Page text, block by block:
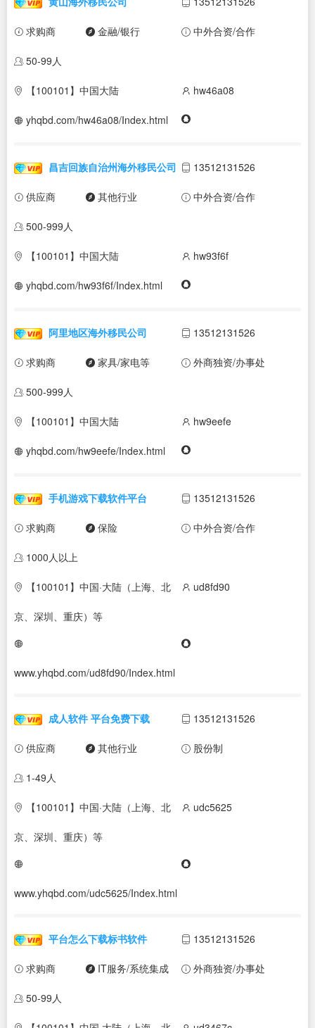
求购商 金融/银行 中外合资/合作
50-99人
【100101】中国大陆 hw46a08
yhqbd.com/hw46a08/Index.html
昌吉回族自治州海外移民公司 13512131526
供应商 其他行业 中外合资/合作
500-999人
【100101】中国大陆 hw93f6f
yhqbd.com/hw93f6f/Index.html
阿里地区海外移民公司 13512131526
求购商 家具/家电等 外商独资/办事处
500-999人
【100101】中国大陆 hw9eefe
yhqbd.com/hw9eefe/Index.html
手机游戏下载软件平台 13512131526
求购商 保险 中外合资/合作
1000人以上
【100101】中国·大陆（上海、北
京、深圳、重庆）等
ud8fd90
www.yhqbd.com/ud8fd90/Index.html
成人软件 平台免费下载 13512131526
供应商 其他行业 股份制
1-49人
【100101】中国·大陆（上海、北
京、深圳、重庆）等
udc5625
www.yhqbd.com/udc5625/Index.html
平台怎么下载标书软件 13512131526
求购商 IT服务/系统集成 外商独资/办事处
50-99人